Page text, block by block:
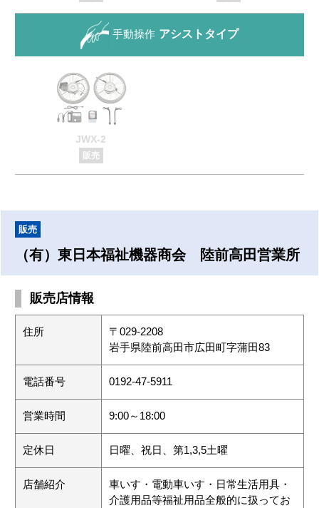
手動操作 アシストタイプ
JWX-2
販売
（有）東日本福祉機器商会 陸前高田営業所
販売
販売店情報
住所
〒029-2208
岩手県陸前高田市広田町字蒲田83
電話番号 0192-47-5911
営業時間 9:00～18:00
定休日 日曜、祝日、第1,3,5土曜
店舗紹介
車いす・電動車いす・日常生活用具・
介護用品等福祉用品全般的に扱ってお